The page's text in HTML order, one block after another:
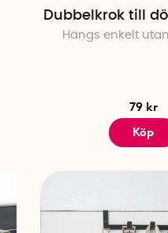
Dubbelkrok till
Hängs enkelt
79 kr
Köp